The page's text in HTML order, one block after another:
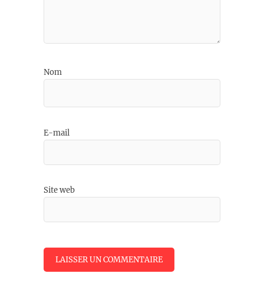
Nom
E-mail
Site web